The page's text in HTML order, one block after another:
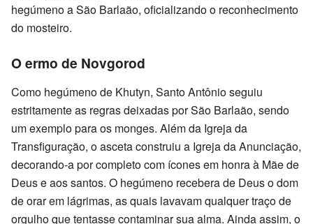
hegúmeno a São Barlaão, oficializando o reconhecimento
do mosteiro.
O ermo de Novgorod
Como hegúmeno de Khutyn, Santo Antônio seguiu
estritamente as regras deixadas por São Barlaão, sendo
um exemplo para os monges. Além da Igreja da
Transfiguração, o asceta construiu a Igreja da Anunciação,
decorando-a por completo com ícones em honra à Mãe de
Deus e aos santos. O hegúmeno recebera de Deus o dom
de orar em lágrimas, as quais lavavam qualquer traço de
orgulho que tentasse contaminar sua alma. Ainda assim, o